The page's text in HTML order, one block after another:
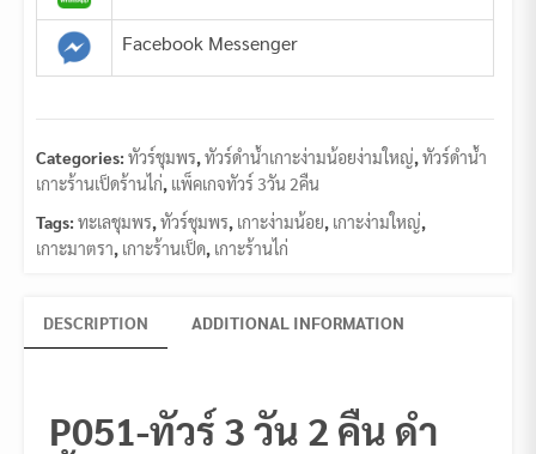
Facebook Messenger
Categories: ทัวร์ชุมพร,ทัวร์ดำน้ำเกาะง่ามน้อยง่ามใหญ่,ทัวร์ดำน้ำ
เกาะร้านเป็ดร้านไก่, แพ็คเกจทัวร์ 3วัน 2คืน
Tags: ทะเลชุมพร,ทัวร์ชุมพร, เกาะง่ามน้อย, เกาะง่ามใหญ่,
เกาะมาตรา, เกาะร้านเป็ด, เกาะร้านไก่
DESCRIPTION ADDITIONAL INFORMATION
P051-ทัวร์ 3 วัน 2 คืน ดำ